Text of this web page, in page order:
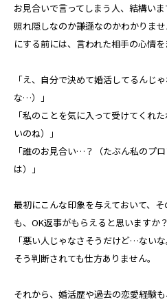
お見合いで言ってしまう人、結構いま
照れ隠しなのか謙遜なのかわかりま
にする前には、言われた相手の心情を
「え、自分で決めて婚活してるんじ
な…）」
「私のことを気に入って受けてくれ
いのね）」
「誰のお見合い…？（たぶん私のプ
は）」
最初にこんな印象を与えておいて、
も、OK返事がもらえると思いますか？
「悪い人じゃなさそうだけど…ないな
そう判断されても仕方ありません。
それから、婚活歴や過去の恋愛経験